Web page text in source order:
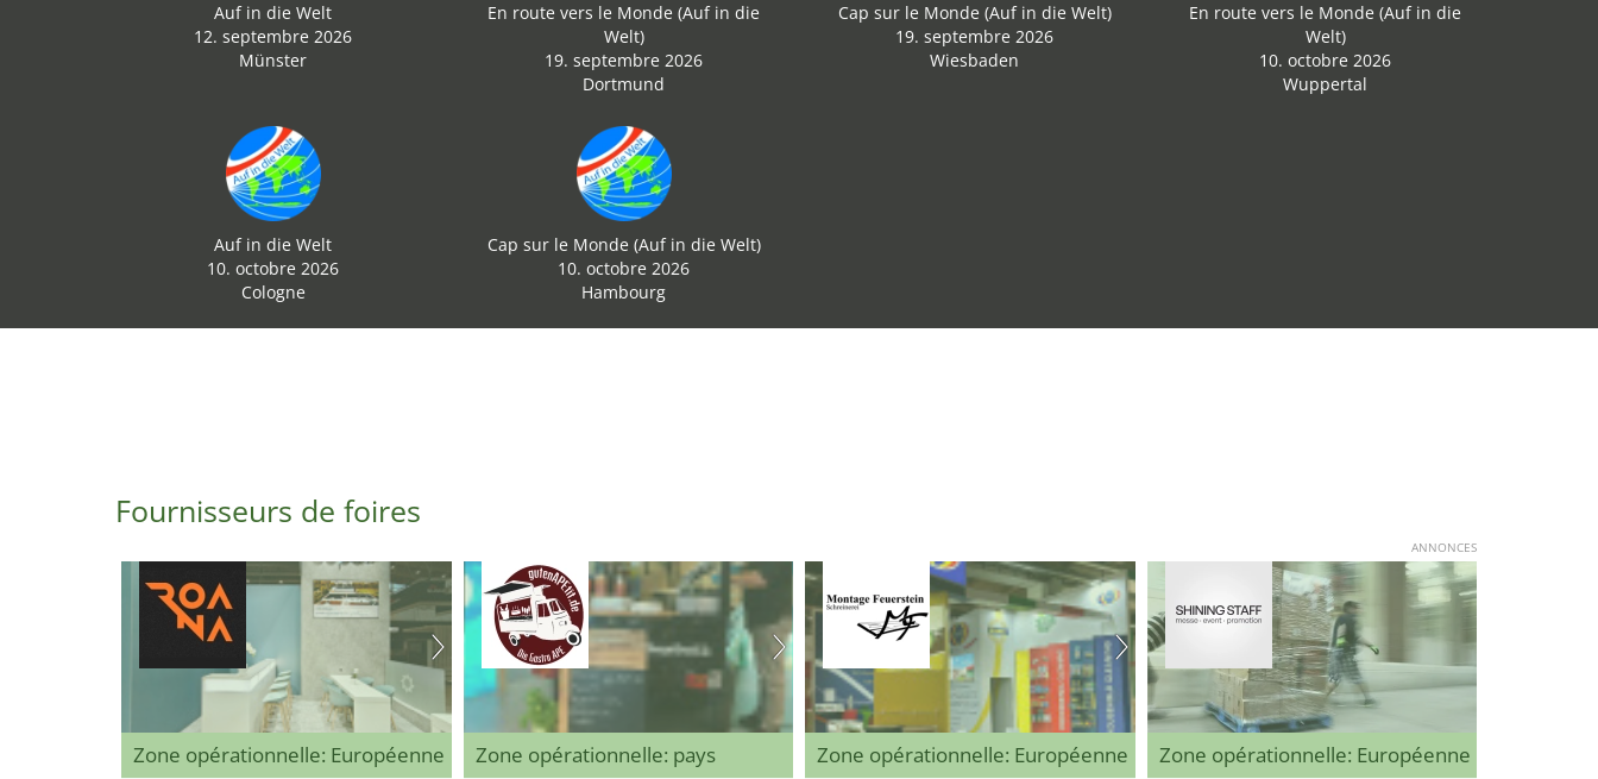
Auf in die Welt
12. septembre 2026
Münster
En route vers le Monde (Auf in die
Welt)
19. septembre 2026
Dortmund
Cap sur le Monde (Auf in die Welt)
19. septembre 2026
Wiesbaden
En route vers le Monde (Auf in die
Welt)
10. octobre 2026
Wuppertal
Auf in die Welt
10. octobre 2026
Cologne
Cap sur le Monde (Auf in die Welt)
10. octobre 2026
Hambourg
Fournisseurs de foires
ANNONCES
Zone opérationnelle: Européenne Zone opérationnelle: pays Zone opérationnelle: Européenne Zone opérationnelle: Européenne